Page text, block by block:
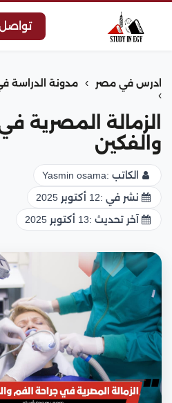
ادرس في مصر › مدونة الدراسة
›
الزمالة المصرية
والفكين
الكاتب :Yasmin osama
نشر في :12 أكتوبر 2025
آخر تحديث :13 أكتوبر 2025